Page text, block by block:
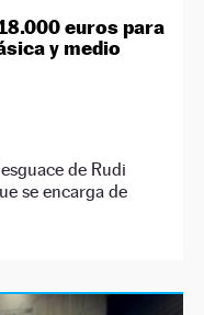
euros para
y medio
de Rudi
se encarga de